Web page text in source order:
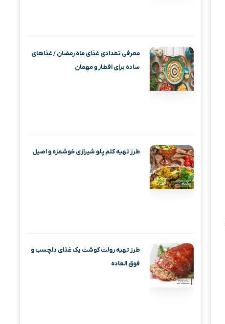
معرفی تعدادی غذای ماه رمضان / غذاهای
ساده برای افطار و مهمان
طرز تهیه کلم پلو شیرازی خوشمزه و اصیل
طرز تهیه رولت گوشت یک غذای دلچسب و
فوق العاده